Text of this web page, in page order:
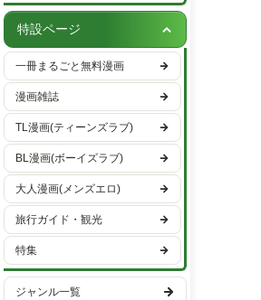
車・バイク
趣味・エンタメ
スポーツ・アウトドア
男性ライフスタイル
国内旅行
海外旅行
青年漫画
女性漫画
ハーレクイン
ヒューマンドラマ
バトル・アクション
ファンタジー・SF
異世界・転生
ミステリー・サスペンス
ホラー
日常
学園
特設ページ
一冊まるごと無料漫画
漫画雑誌
TL漫画(ティーンズラブ)
BL漫画(ボーイズラブ)
大人漫画(メンズエロ)
旅行ガイド・観光
特集
ジャンル一覧